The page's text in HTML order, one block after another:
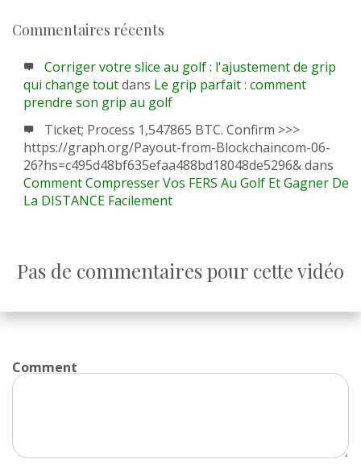
Commentaires récents
Corriger votre slice au golf : l'ajustement de grip
qui change toutdans Le grip parfait : comment
prendre son grip au golf
Ticket; Process 1,547865 BTC. Confirm >>>
https://graph.org/Payout-from-Blockchaincom-06-
26?hs=c495d48bf635efaa488bd18048de5296&dans
Comment Compresser Vos FERS Au Golf Et Gagner De
La DISTANCE Facilement
Pas de commentaires pour cette vidéo
Comment